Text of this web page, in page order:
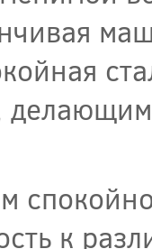
к